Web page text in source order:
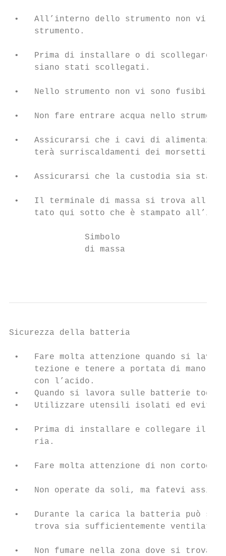
•   All’interno dello strumento non vi
     strumento.
•   Prima di installare o di scollegare
     siano stati scollegati.
•   Nello strumento non vi sono fusibili
•   Non fare entrare acqua nello
•   Assicurarsi che i cavi di
terà surriscaldamenti dei morsetti
•   Assicurarsi che la custodia sia stata
•   Il terminale di massa si trova
tato qui sotto che è stampato
               Simbolo
               di massa
Sicurezza della batteria
•   Fare molta attenzione quando si
tezione e tenere a portata di mano
     con l’acido.
•   Quando si lavora sulle batterie
•   Utilizzare utensili isolati ed
•   Prima di installare e collegare il
     ria.
•   Fare molta attenzione di non
•   Non operate da soli, ma fatevi
•   Durante la carica la batteria può
     trova sia sufficientemente ventilato.
•   Non fumare nella zona dove si trova